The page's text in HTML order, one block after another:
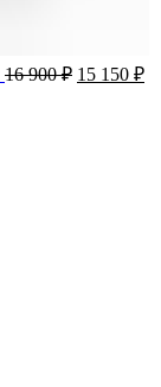
16 900₽ 15 150 ₽